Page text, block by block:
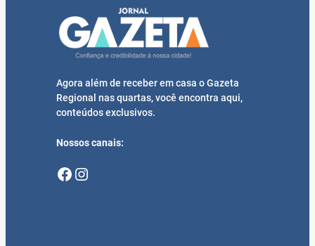
Agora além de receber em casa o Gazeta
Regional nas quartas, você encontra aqui,
conteúdos exclusivos.
Nossos canais:
Facebook Instagram